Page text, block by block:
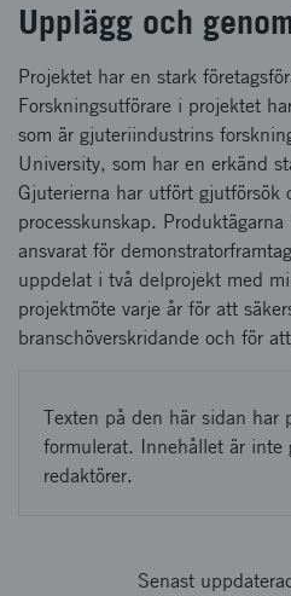
Upplägg och
Projektet har en stark
Forskningsutförare i projektet
som är gjuteriindustrins
University, som har en erkänd
Gjuterierna har utfört gjutförsök
processkunskap.
ansvarat för
uppdelat i två delprojekt med
projektmöte varje år för att
branschöverskridande och för
Texten på den här sidan har
formulerat. Innehållet är inte
redaktörer.
Senast